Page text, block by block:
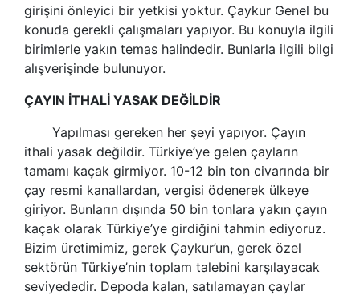
girişini önleyici bir yetkisi yoktur. Çaykur Genel bu
konuda gerekli çalışmaları yapıyor. Bu konuyla ilgili
birimlerle yakın temas halindedir. Bunlarla ilgili bilgi
alışverişinde bulunuyor.
ÇAYIN İTHALİ YASAK DEĞİLDİR
Yapılması gereken her şeyi yapıyor. Çayın
ithali yasak değildir. Türkiye’ye gelen çayların
tamamı kaçak girmiyor. 10-12 bin ton civarında bir
çay resmi kanallardan, vergisi ödenerek ülkeye
giriyor. Bunların dışında 50 bin tonlara yakın çayın
kaçak olarak Türkiye’ye girdiğini tahmin ediyoruz.
Bizim üretimimiz, gerek Çaykur’un, gerek özel
sektörün Türkiye’nin toplam talebini karşılayacak
seviyededir. Depoda kalan, satılamayan çaylar